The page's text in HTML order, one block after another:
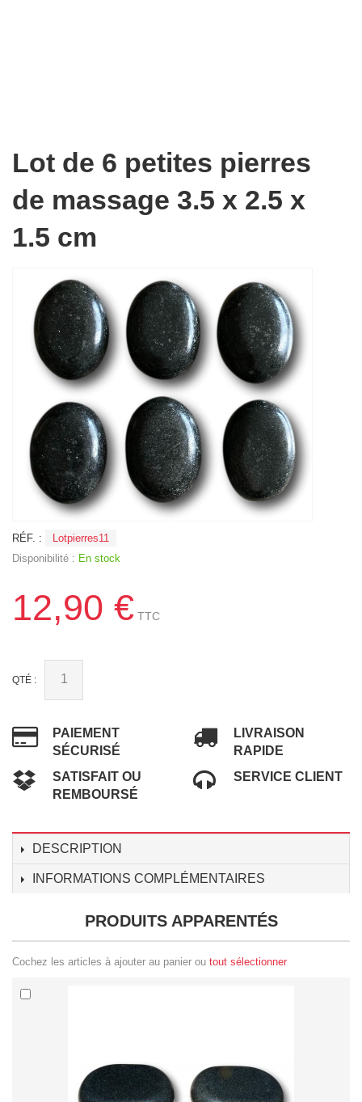
Lot de 6 petites pierres
de massage 3.5 x 2.5 x
1.5 cm
RÉF. :
Lotpierres11
Disponibilité : En stock
12,90 € TTC
QTÉ :
PAIEMENT
SÉCURISÉ
LIVRAISON
RAPIDE
SATISFAIT OU
REMBOURSÉ
SERVICE CLIENT
DESCRIPTION
INFORMATIONS COMPLÉMENTAIRES
PRODUITS APPARENTÉS
Cochez les articles à ajouter au panier ou tout sélectionner